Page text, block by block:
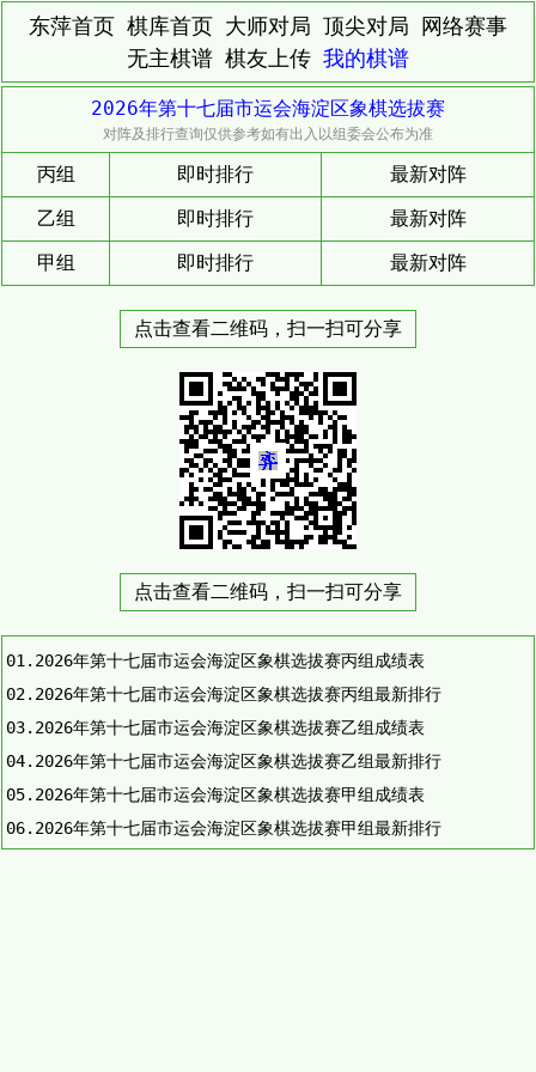
东萍首页 棋库首页 大师对局 顶尖对局
网络赛事
无主棋谱 棋友上传 我的棋谱
2026年第十七届市运会海淀区象棋选拔赛
对阵及排行查询仅供参考如有出入以组委会公布为准
丙组 即时排行
最新对阵
乙组
即时排行
最新对阵
甲组
即时排行 最新对阵
点击查看二维码，扫一扫可分享
点击查看二维码，扫一扫可分享
01. 2026年第十七届市运会海淀区象棋选拔赛丙组成绩表
02. 2026年第十七届市运会海淀区象棋选拔赛丙组最新排行
03. 2026年第十七届市运会海淀区象棋选拔赛乙组成绩表
04. 2026年第十七届市运会海淀区象棋选拔赛乙组最新排行
05. 2026年第十七届市运会海淀区象棋选拔赛甲组成绩表
06. 2026年第十七届市运会海淀区象棋选拔赛甲组最新排行